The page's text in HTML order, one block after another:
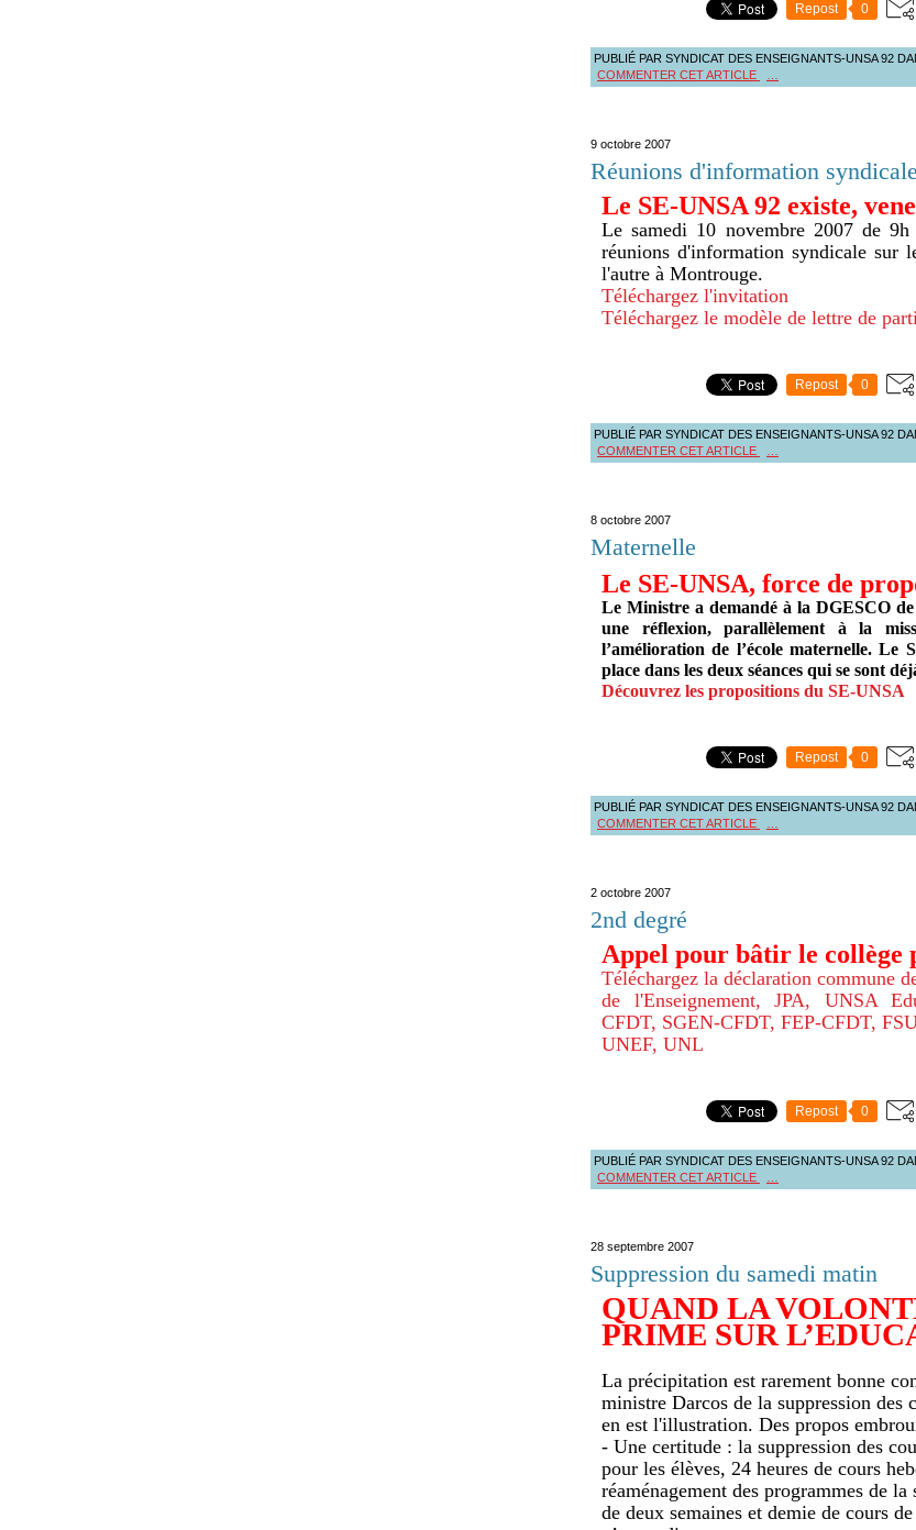
Repost 0
PUBLIÉ PAR SYNDICAT DES ENSEIGNANTS-UNSA 92
COMMENTER CET ARTICLE
9 octobre 2007
Réunions d'information syndicale
Le SE-UNSA 92 existe,
Le samedi 10 novembre 2007 de
réunions d'information syndicale sur
l'autre à Montrouge.
Téléchargez l'invitation
Téléchargez le modèle de lettre de
Repost 0
PUBLIÉ PAR SYNDICAT DES ENSEIGNANTS-UNSA 92
COMMENTER CET ARTICLE
8 octobre 2007
Maternelle
Le SE-UNSA, force de
Le Ministre a demandé à la DGESCO
une réflexion, parallèlement à la
l’amélioration de l’école maternelle. Le
place dans les deux séances qui se sont
Découvrez les propositions du SE-UNSA
Repost 0
PUBLIÉ PAR SYNDICAT DES ENSEIGNANTS-UNSA 92
COMMENTER CET ARTICLE
2 octobre 2007
2nd degré
Appel pour bâtir le collège
Téléchargez la déclaration commune
de l'Enseignement, JPA, UNSA
CFDT, SGEN-CFDT, FEP-CFDT,
UNEF, UNL
Repost 0
PUBLIÉ PAR SYNDICAT DES ENSEIGNANTS-UNSA 92
COMMENTER CET ARTICLE
28 septembre 2007
Suppression du samedi matin
QUAND LA
PRIME SUR
La précipitation est rarement bonne
ministre Darcos de la suppression
en est l'illustration. Des propos
- Une certitude : la suppression des
pour les élèves, 24 heures de cours
réaménagement des programmes de
de deux semaines et demie de cours